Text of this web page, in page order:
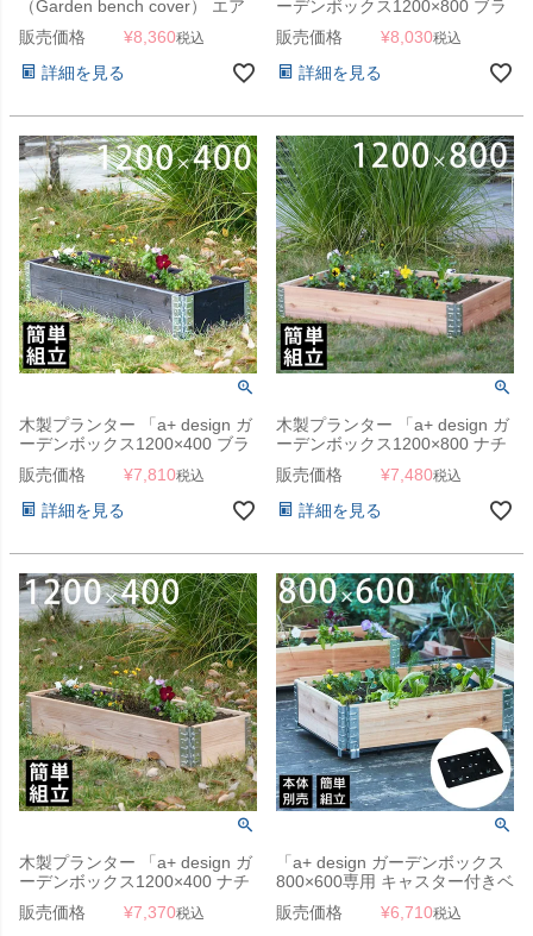
（Garden bench cover） エア
ロカバー（AeroCover） #7908
130×75×H65-85cm」【沖縄・
離島は送料要見積り】
販売価格 ¥8,360税込
詳細を見る
ーデンボックス1200×800 ブラ
ック」
販売価格 ¥8,030税込
詳細を見る
木製プランター 「a+ design ガ
ーデンボックス1200×400 ブラ
ック」
販売価格 ¥7,810税込
詳細を見る
木製プランター 「a+ design ガ
ーデンボックス1200×800 ナチ
ュラル」
販売価格 ¥7,480税込
詳細を見る
木製プランター 「a+ design ガ
ーデンボックス1200×400 ナチ
ュラル」
販売価格 ¥7,370税込
「a+ design ガーデンボックス
800×600専用 キャスター付きベ
ース」
販売価格 ¥6,710税込